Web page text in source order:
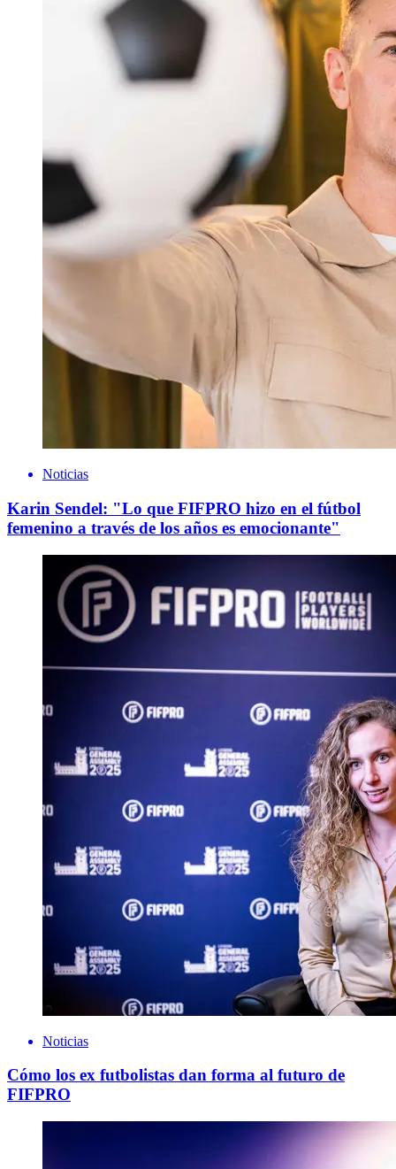
Noticias
Karin Sendel: "Lo que FIFPRO hizo en el fútbol
femenino a través de los años es emocionante"
Noticias
Cómo los ex futbolistas dan forma al futuro de
FIFPRO